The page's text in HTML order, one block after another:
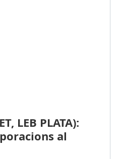
LEB PLATA):
al